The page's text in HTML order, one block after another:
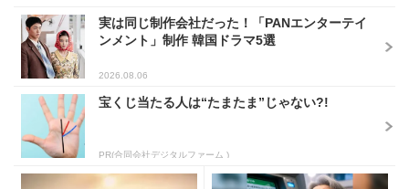
実は同じ制作会社だった！「PANエンターテイ
ンメント」制作 韓国ドラマ5選
2026.08.06
宝くじ当たる人は“たまたま”じゃない?!
PR(合同会社デジタルファーム )